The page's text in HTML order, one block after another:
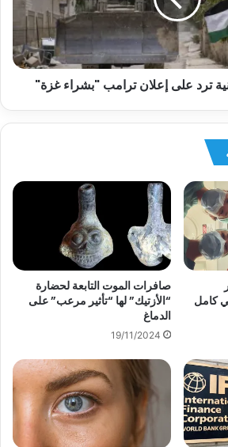
ترد على إعلان ترامب "بشراء غزة"
كامل
صافرات الموت التابعة لحضارة
“الأزتيك” لها “تأثير مرعب” على
الدماغ
19/11/2024